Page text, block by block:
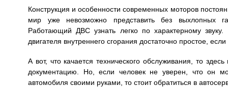
Конструкция и особенности современных моторов
мир уже невозможно представить без выхлопных
Работающий ДВС узнать легко по характерному
двигателя внутреннего сгорания достаточно простое,
А вот, что качается технического обслуживания, то
документацию. Но, если человек не уверен, что он
автомобиля своими руками, то стоит обратиться в